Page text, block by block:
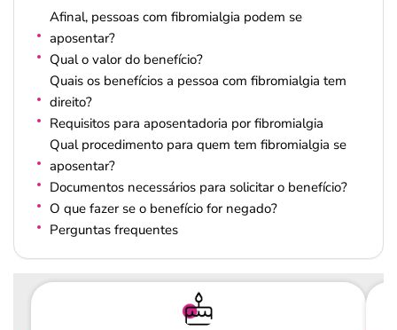
Afinal, pessoas com fibromialgia podem se
aposentar?
Qual o valor do benefício?
Quais os benefícios a pessoa com fibromialgia tem
direito?
Requisitos para aposentadoria por fibromialgia
Qual procedimento para quem tem fibromialgia se
aposentar?
Documentos necessários para solicitar o benefício?
O que fazer se o benefício for negado?
Perguntas frequentes